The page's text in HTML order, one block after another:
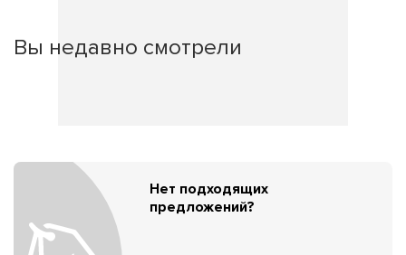
Вы недавно смотрели
Нет подходящих
предложений?